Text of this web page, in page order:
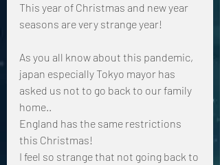
This year of Christmas and new year
seasons are very strange year!
As you all know about this pandemic,
japan especially Tokyo mayor has
asked us not to go back to our family
home..
England has the same restrictions
this Christmas!
I feel so strange that not going back to